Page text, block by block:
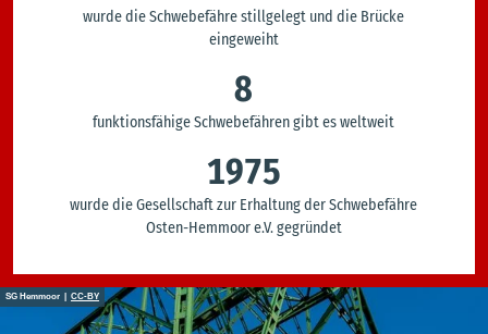
wurde die Schwebefähre stillgelegt und die Brücke
eingeweiht
8
funktionsfähige Schwebefähren gibt es weltweit
1975
wurde die Gesellschaft zur Erhaltung der Schwebefähre
Osten-Hemmoor e.V. gegründet
SG Hemmoor | CC-BY